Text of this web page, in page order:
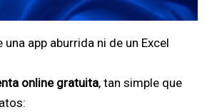
una app aburrida ni de un Excel
online gratuita, tan simple que